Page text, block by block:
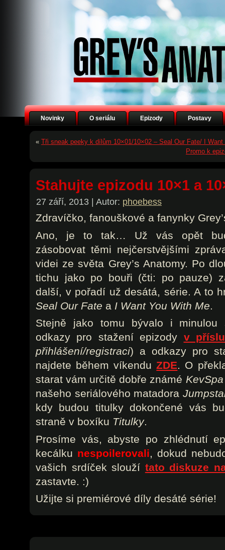
Novinky O seriálu Epizody Postavy
« Tři sneak peeky k dílům 10×01/10×02 – Seal Our Fate/ I Want
Promo k
Stahujte epizodu 10×1 a
27 září, 2013 | Autor: phoebess
Zdravíčko, fanouškové a fanynky
Ano, je to tak… Už vás opět
zásobovat těmi nejčerstvějšími
videi ze světa Grey’s Anatomy. Po
tichu jako po bouři (čti: po pauze)
další, v pořadí už desátá, série. A to
Seal Our Fate a I Want You With Me.
Stejně jako tomu bývalo i minulou
odkazy pro stažení epizody v
přihlášení/registraci) a odkazy pro
najdete během víkenduZDE. O
starat vám určitě dobře známé
našeho seriálového matadora
kdy budou titulky dokončené vás
straně v boxíku Titulky.
Prosíme vás, abyste po zhlédnutí
kecálku nespoilerovali, dokud
vašich srdíček slouží tato diskuze
zastavte. :)
Užijte si premiérové díly desáté série!